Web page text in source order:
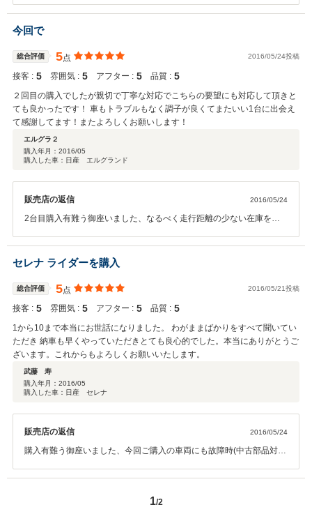
お付き合いをよろしくお願いします。
今回で
総合評価 5点 2016/05/24投稿
接客 : 5 雰囲気 : 5 アフター : 5 品質 : 5
２回目の購入でしたが親切で丁寧な対応でこちらの要望にも対応して頂きと
ても良かったです！ 車もトラブルもなく調子が良くてまたいい1台に出会え
て感謝してます！またよろしくお願いします！
エルグラ２
購入年月： 2016/05
購入した車：日産 エルグランド
販売店の返信 2016/05/24
2台目購入有難う御座いました、なるべく走行距離の少ない在庫を今
数台購入特典などをご用意してお待ちしておりますので宜しくお願い
します、今回ご購入の車両にも故障時や事故などの時の保障もつけさ
せて頂いておりますのでご安心してお乗りください国家資格整備士も
常駐しておりますので何かございましたらお気軽に御寄り頂けると幸
いですこのたびは有難う御座いました。
セレナ ライダーを購入
総合評価 5点 2016/05/21投稿
接客 : 5 雰囲気 : 5 アフター : 5 品質 : 5
1から10まで本当にお世話になりました。 わがままばかりをすべて聞いてい
ただき 納車も早くやっていただきとても良心的でした。本当にありがとうご
ざいます。これからもよろしくお願いいたします。
武藤 寿
購入年月： 2016/05
購入した車：日産 セレナ
販売店の返信 2016/05/24
購入有難う御座いました、今回ご購入の車両にも故障時(中古部品対
てお乗りください国家資格整備士も常駐しておりますので何かござい
1/2